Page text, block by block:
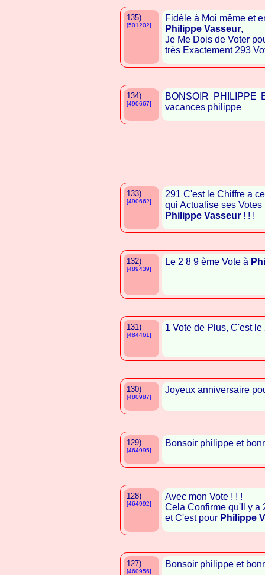
135)
[501202]
Fidèle à Moi même et
Philippe Vasseur,
Je Me Dois de Voter
très Exactement 293
134)
[490667]
BONSOIR PHILIPPE
vacances philippe
133)
[490662]
291 C'est le Chiffre a
qui Actualise ses Votes
Philippe Vasseur ! ! !
132)
[489439]
Le 2 8 9 ème Vote à
131)
[484461]
1 Vote de Plus, C'est le
130)
[480987]
Joyeux anniversaire
129)
[464995]
Bonsoir philippe et
128)
[464992]
Avec mon Vote ! ! !
Cela Confirme qu'Il y a
et C'est pour Philippe
127)
[460956]
Bonsoir philippe et